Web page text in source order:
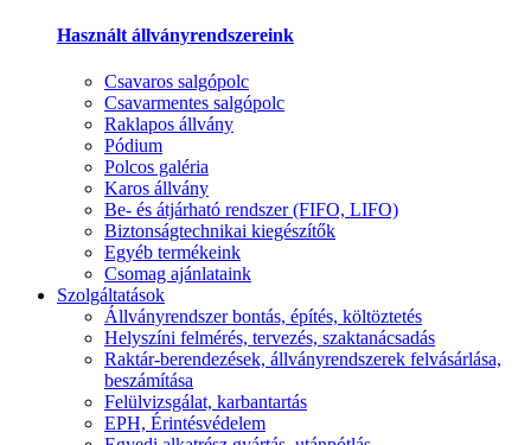
Használt állványrendszereink
Csavaros salgópolc
Csavarmentes salgópolc
Raklapos állvány
Pódium
Polcos galéria
Karos állvány
Be- és átjárható rendszer (FIFO, LIFO)
Biztonságtechnikai kiegészítők
Egyéb termékeink
Csomag ajánlataink
Szolgáltatások
Állványrendszer bontás, építés, költöztetés
Helyszíni felmérés, tervezés, szaktanácsadás
Raktár-berendezések, állványrendszerek felvásárlása,
beszámítása
Felülvizsgálat, karbantartás
EPH, Érintésvédelem